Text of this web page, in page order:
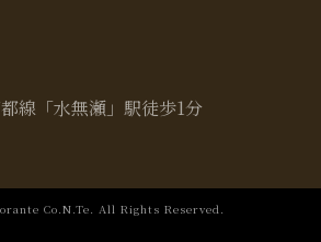
線「水無瀬」駅徒歩1分
Co.N.Te. All Rights Reserved.